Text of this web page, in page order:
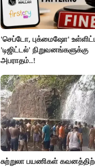
'செப்டோ, புக்மைஷோ'
'டிஜிட்டல்' நிறுவனங்களுக்கு
அபராதம்..!
சுற்றுலா பயணிகள்